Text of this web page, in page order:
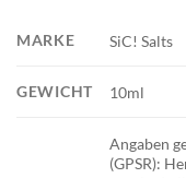
MARKE SiC! Salts
GEWICHT 10ml
Angaben
(GPSR):